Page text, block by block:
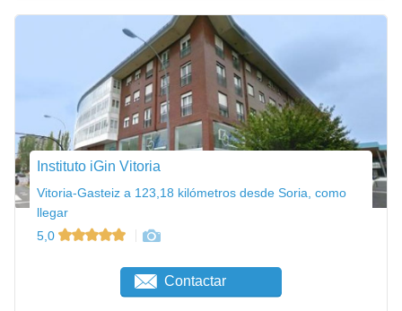
Instituto iGin Vitoria
Vitoria-Gasteiz a 123,18 kilómetros desde Soria, como
llegar
5,0
Contactar